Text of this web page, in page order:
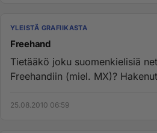
YLEISTÄ GRAFIIKASTA
Freehand
Tietääkö joku suomenkielisiä
Freehandiin (miel. MX)?
25.08.2010 06:59